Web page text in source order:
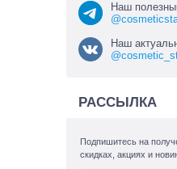
Наш
Наш
РАССЫЛКА
Подпишитесь на
скидках, акциях и